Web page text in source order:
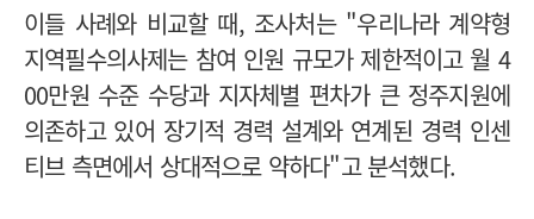
이들 사례와 비교할 때, 조사처는 "우리나라 계약형
지역필수의사제는 참여 인원 규모가 제한적이고 월 4
00만원 수준 수당과 지자체별 편차가 큰 정주지원에
의존하고 있어 장기적 경력 설계와 연계된 경력 인센
티브 측면에서 상대적으로 약하다"고 분석했다.